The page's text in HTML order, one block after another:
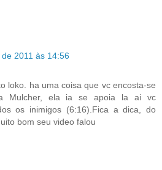
2011 às 14:56
loko. ha uma coisa que vc encosta-se
Mulcher, ela ia se apoia la ai vc
os inimigos (6:16).Fica a dica, do
bom seu video falou